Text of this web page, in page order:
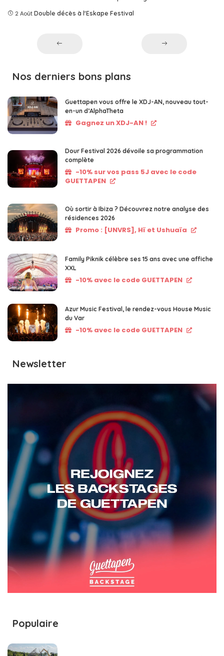
2 Août Double décès à l'Eskape Festival
Nos derniers bons plans
Guettapen vous offre le XDJ-AN, nouveau tout-
en-un d’AlphaTheta
Gagnez un XDJ-AN !
Dour Festival 2026 dévoile sa programmation
complète
-10% sur vos pass 5J avec le code
GUETTAPEN
Où sortir à Ibiza ? Découvrez notre analyse des
résidences 2026
Promo : [UNVRS], Hï et Ushuaïa
Family Piknik célèbre ses 15 ans avec une affiche
XXL
-10% avec le code GUETTAPEN
Azur Music Festival, le rendez-vous House Music
du Var
-10% avec le code GUETTAPEN
Newsletter
Populaire